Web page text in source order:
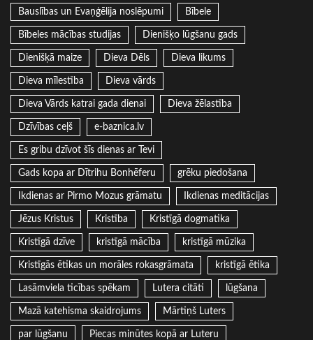
Bauslības un Evaņģēlija noslēpumi Bībele
Bībeles mācības studijas Dienišķo lūgšanu gads
Dienišķā maize Dieva Dēls Dieva likums
Dieva mīlestība Dieva vārds
Dieva Vārds katrai gada dienai Dieva žēlastība
Dzīvības ceļš e-baznica.lv
Es gribu dzīvot šīs dienas ar Tevi
Gads kopa ar Dītrihu Bonhēferu grēku piedošana
Ikdienas ar Pirmo Mozus grāmatu Ikdienas meditācijas
Jēzus Kristus Kristība Kristīgā dogmatika
Kristīgā dzīve kristīgā mācība kristīgā mūzika
Kristīgās ētikas un morāles rokasgrāmata kristīgā ētika
Lasāmviela ticības spēkam Lutera citāti lūgšana
Mazā katehisma skaidrojums Mārtiņš Luters
par lūgšanu Piecas minūtes kopā ar Luteru